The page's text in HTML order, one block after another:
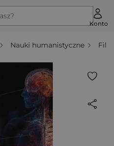
Konto
Nauki humanistyczne